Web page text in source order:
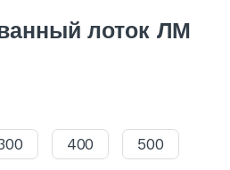
лоток ЛМ
400
500